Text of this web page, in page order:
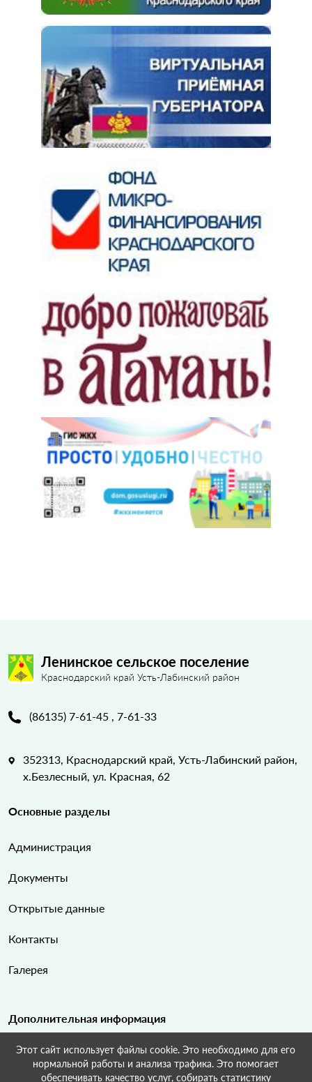
Ленинское сельское поселение
Краснодарский край Усть-Лабинский район
(86135) 7-61-45 , 7-61-33
352313, Краснодарский край, Усть-Лабинский район,
х.Безлесный, ул. Красная, 62
Основные разделы
Администрация
Документы
Открытые данные
Контакты
Галерея
Дополнительная информация
Карта сайта
Этот сайт использует файлы cookie. Это необходимо для его
нормальной работы и анализа трафика. Это помогает
обеспечивать качество услуг, собирать статистику